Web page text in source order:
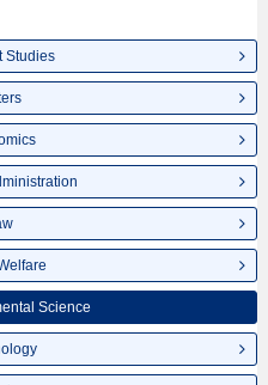
Studies
Science